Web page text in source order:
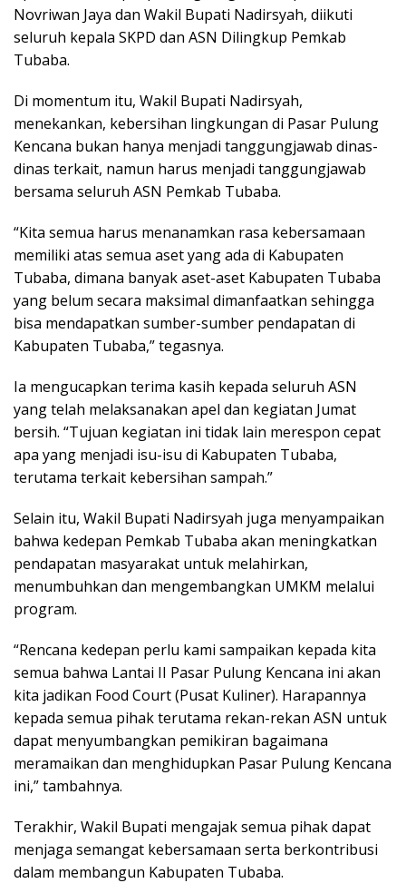
Novriwan Jaya dan Wakil Bupati Nadirsyah, diikuti
seluruh kepala SKPD dan ASN Dilingkup Pemkab
Tubaba.
Di momentum itu, Wakil Bupati Nadirsyah,
menekankan, kebersihan lingkungan di Pasar Pulung
Kencana bukan hanya menjadi tanggungjawab dinas-
dinas terkait, namun harus menjadi tanggungjawab
bersama seluruh ASN Pemkab Tubaba.
“Kita semua harus menanamkan rasa kebersamaan
memiliki atas semua aset yang ada di Kabupaten
Tubaba, dimana banyak aset-aset Kabupaten Tubaba
yang belum secara maksimal dimanfaatkan sehingga
bisa mendapatkan sumber-sumber pendapatan di
Kabupaten Tubaba,” tegasnya.
Ia mengucapkan terima kasih kepada seluruh ASN
yang telah melaksanakan apel dan kegiatan Jumat
bersih. “Tujuan kegiatan ini tidak lain merespon cepat
apa yang menjadi isu-isu di Kabupaten Tubaba,
terutama terkait kebersihan sampah.”
Selain itu, Wakil Bupati Nadirsyah juga menyampaikan
bahwa kedepan Pemkab Tubaba akan meningkatkan
pendapatan masyarakat untuk melahirkan,
menumbuhkan dan mengembangkan UMKM melalui
program.
“Rencana kedepan perlu kami sampaikan kepada kita
semua bahwa Lantai II Pasar Pulung Kencana ini akan
kita jadikan Food Court (Pusat Kuliner). Harapannya
kepada semua pihak terutama rekan-rekan ASN untuk
dapat menyumbangkan pemikiran bagaimana
meramaikan dan menghidupkan Pasar Pulung Kencana
ini,” tambahnya.
Terakhir, Wakil Bupati mengajak semua pihak dapat
menjaga semangat kebersamaan serta berkontribusi
dalam membangun Kabupaten Tubaba.